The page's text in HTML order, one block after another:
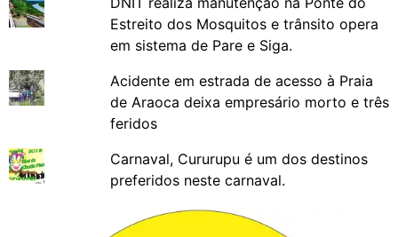
Estreito dos Mosquitos e trânsito opera
em sistema de Pare e Siga.
Acidente em estrada de acesso à Praia
de Araoca deixa empresário morto e três
feridos
Carnaval, Cururupu é um dos destinos
preferidos neste carnaval.